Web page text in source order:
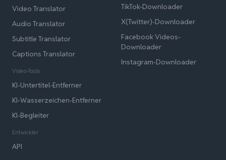
Video Translator
Audio Translator
Subtitle Translator
Captions Translator
Video-Tools
KI-Untertitel-Entferner
KI-Wasserzeichen-Entferner
KI-Begleiter
Entwickler
API
TikTok-Downloader
X(Twitter)-Downloader
Facebook Videos-
Downloader
Instagram-Downloader